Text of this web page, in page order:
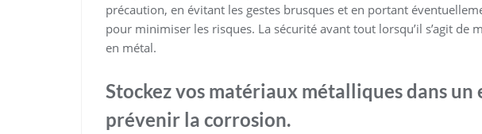
précaution, en évitant les gestes brusques et en portant
pour minimiser les risques. La sécurité avant tout lorsqu’il s’agit de
en métal.
Stockez vos matériaux métalliques dans
prévenir la corrosion.